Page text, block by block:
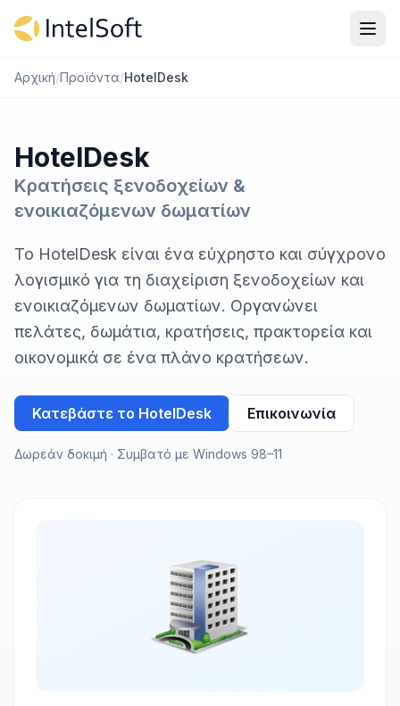
Αρχική/Προϊόντα/HotelDesk
HotelDesk
Κρατήσεις ξενοδοχείων &
ενοικιαζόμενων δωματίων
Το HotelDesk είναι ένα εύχρηστο και σύγχρονο
λογισμικό για τη διαχείριση ξενοδοχείων και
ενοικιαζόμενων δωματίων. Οργανώνει
πελάτες, δωμάτια, κρατήσεις, πρακτορεία και
οικονομικά σε ένα πλάνο κρατήσεων.
Κατεβάστε το HotelDesk Επικοινωνία
Δωρεάν δοκιμή · Συμβατό με Windows 98–11